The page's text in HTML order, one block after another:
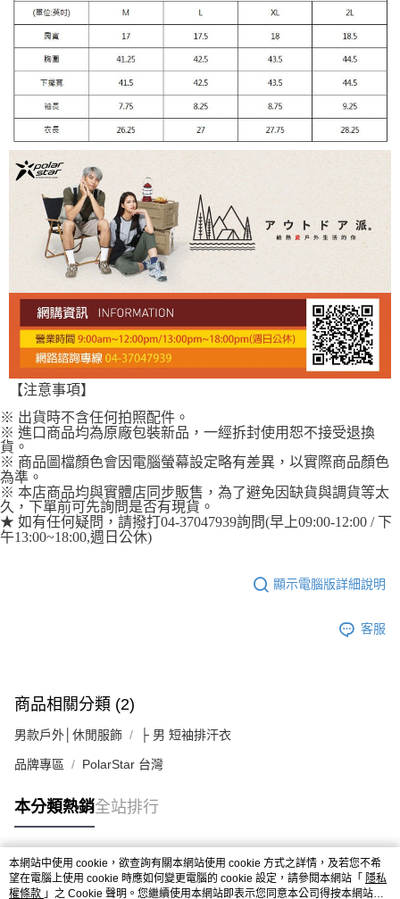
【注意事項】
※ 出貨時不含任何拍照配件。
※ 進口商品均為原廠包裝新品，一經拆封使用恕不接受退換
貨。
※ 商品圖檔顏色會因電腦螢幕設定略有差異，以實際商品顏色
為準。
※ 本店商品均與實體店同步販售，為了避免因缺貨與調貨等太
久，下單前可先詢問是否有現貨。
★ 如有任何疑問，請撥打04-37047939詢問(早上09:00-12:00 / 下
午13:00~18:00,週日公休)
顯示電腦版詳細說明
客服
商品相關分類 (2)
男款戶外│休閒服飾 ├ 男 短袖排汗衣
品牌專區 PolarStar 台灣
本分類熱銷全站排行
熱門標籤
本網站中使用 cookie，欲查詢有關本網站使用 cookie 方式之詳情，及若您不希
望在電腦上使用 cookie 時應如何變更電腦的 cookie 設定，請參閱本網站「 隱私
權條款 」之 Cookie 聲明。您繼續使用本網站即表示您同意本公司得按本網站使